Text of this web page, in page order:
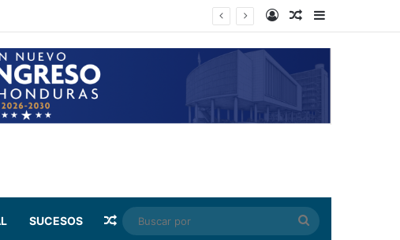
en la capital Log InRandom Article
Sidebar
SUCESOS Random Article
Buscar